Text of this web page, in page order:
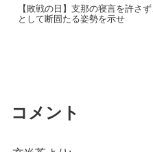
【敗戦の日】支那の寝言を許さ
として断固たる姿勢を示せ
コメント